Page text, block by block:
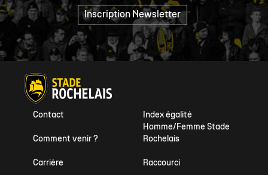
Inscription Newsletter "
Index égalité
Homme/Femme Stade
Rochelais
Contact
Comment venir ?
Raccourci
Carrière